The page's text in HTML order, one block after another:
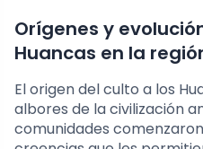
Orígenes y
Huancas en la
El origen del culto a los
albores de la civilización
comunidades